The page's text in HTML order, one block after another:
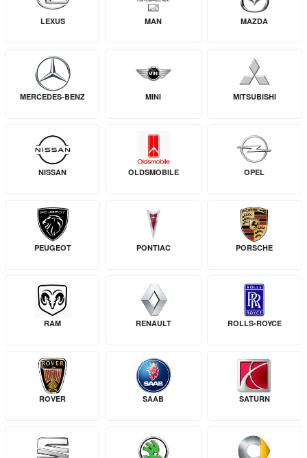
LEXUS MAN MAZDA
MERCEDES-BENZ MINI MITSUBISHI
NISSAN OLDSMOBILE OPEL
PEUGEOT PONTIAC PORSCHE
RAM RENAULT ROLLS-ROYCE
ROVER SAAB SATURN